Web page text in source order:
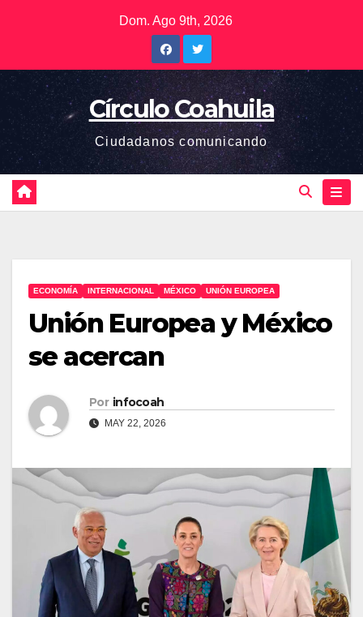
Dom. Ago 9th, 2026
Círculo Coahuila
Ciudadanos comunicando
ECONOMÍA INTERNACIONAL MÉXICO UNIÓN EUROPEA
Unión Europea y México
se acercan
Por infocoah
MAY 22, 2026